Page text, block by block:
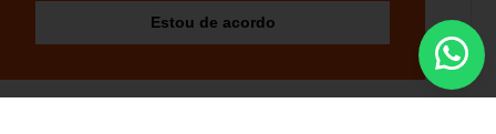
Estou de acordo